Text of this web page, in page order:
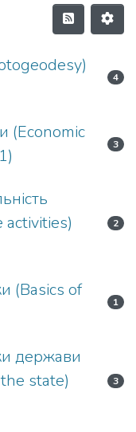
4
(Economic
3
activities)
2
(Basics of
1
держави
state)
3